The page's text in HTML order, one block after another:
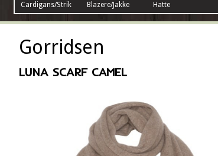
Cardigans/Strik
Blazere/Jakke
Hatte
Gorridsen
LUNA SCARF CAMEL